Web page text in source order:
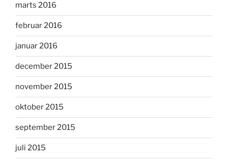
marts 2016
februar 2016
januar 2016
december 2015
november 2015
oktober 2015
september 2015
juli 2015